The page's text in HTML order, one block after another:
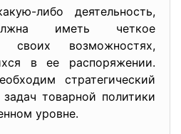
либо деятельность,
иметь четкое
своих возможностях,
в ее распоряжении.
стратегический
товарной политики
уровне.